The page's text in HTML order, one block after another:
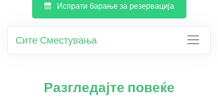
Испрати барање за резервација
Сите Сместувања
Разгледајте повеќе